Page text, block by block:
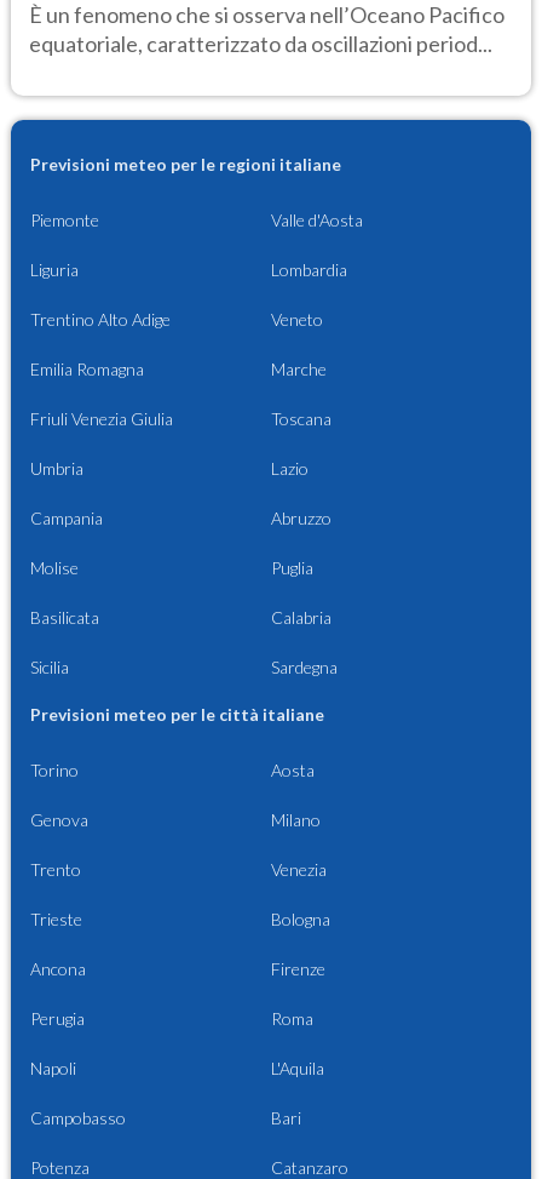
È un fenomeno che si osserva nell’Oceano Pacifico
equatoriale, caratterizzato da oscillazioni period...
Previsioni meteo per le regioni italiane
Piemonte Valle d'Aosta
Liguria Lombardia
Trentino Alto Adige Veneto
Emilia Romagna Marche
Friuli Venezia Giulia Toscana
Umbria Lazio
Campania Abruzzo
Molise Puglia
Basilicata Calabria
Sicilia Sardegna
Previsioni meteo per le città italiane
Torino Aosta
Genova Milano
Trento Venezia
Trieste Bologna
Ancona Firenze
Perugia Roma
Napoli L'Aquila
Campobasso Bari
Potenza Catanzaro